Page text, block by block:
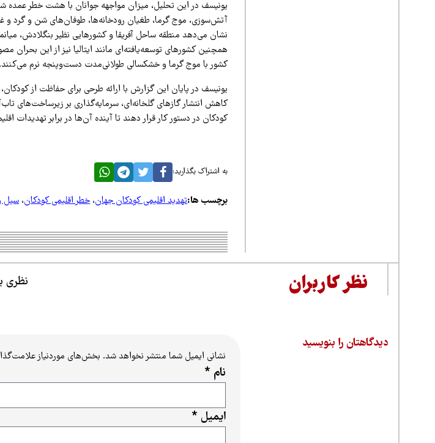
یونیسف در این تحلیل، میزان مواجهه جوانان با هشت خطر
آتش‌سوزی، موج گرما، طغیان رودخانه‌ها، طوفان‌های شن و گرد و
نشان می‌دهد منطقه ساحل آفریقا و کشورهایی نظیر بنگلادش،
همچنین کشورهای توسعه‌یافته‌ای مانند ایتالیا نیز از این
کشور با موج گرما و خشکسالی طولانی‌مدت دست‌وپنجه نرم می‌کنند.
یونیسف در پایان این گزارش با ارائه طرحی برای حفاظت از
کاهش انتشار گازهای گلخانه‌ای، سرمایه‌گذاری بر زیرساخت‌های
کودکان در دستور کار قرار دهند تا آینده آن‌ها در برابر تهدیدات
به اشتراک بگذارید:
برچسب ها:تهدید اقلیمی کودکان جهان،خطر اقلیمی کودکان،سیل
نظر کاربران نظری
دیدگاهتان را بنویسید
نشانی ایمیل شما منتشر نخواهد شد. بخش‌های موردنیاز
نام *
ایمیل *